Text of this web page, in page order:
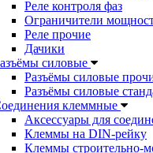
Реле контроля фаз
Ограничители
Реле прочие
Дачики
силовые
Разъёмы силовые
Разъёмы силовые
клеммные
Аксессуары для
Клеммы на DIN-рейку
Клеммы строительно-